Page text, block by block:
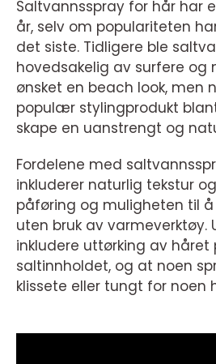
Saltvannsspray for hår har
år, selv om populariteten
det siste. Tidligere ble
hovedsakelig av surfere og
ønsket en beach look, men
populær stylingprodukt
skape en uanstrengt og
Fordelene med
inkluderer naturlig tekstur
påføring og muligheten til
uten bruk av varmeverktøy.
inkludere uttørking av håret
saltinnholdet, og at noen
klissete eller tungt for noen